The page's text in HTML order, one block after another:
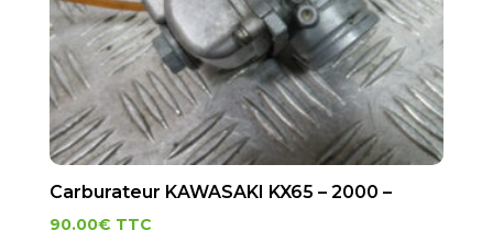
Carburateur KAWASAKI KX65 – 2000 –
90.00€ TTC